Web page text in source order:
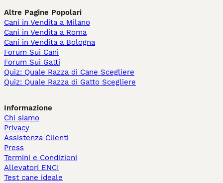
Altre Pagine Popolari
Cani in Vendita a Milano
Cani in Vendita a Roma
Cani in Vendita a Bologna
Forum Sui Cani
Forum Sui Gatti
Quiz: Quale Razza di Cane Scegliere
Quiz: Quale Razza di Gatto Scegliere
Informazione
Chi siamo
Privacy
Assistenza Clienti
Press
Termini e Condizioni
Allevatori ENCI
Test cane ideale